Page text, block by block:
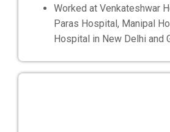
Worked at Venkateshwar
Paras Hospital, Manipal
Hospital in New Delhi and